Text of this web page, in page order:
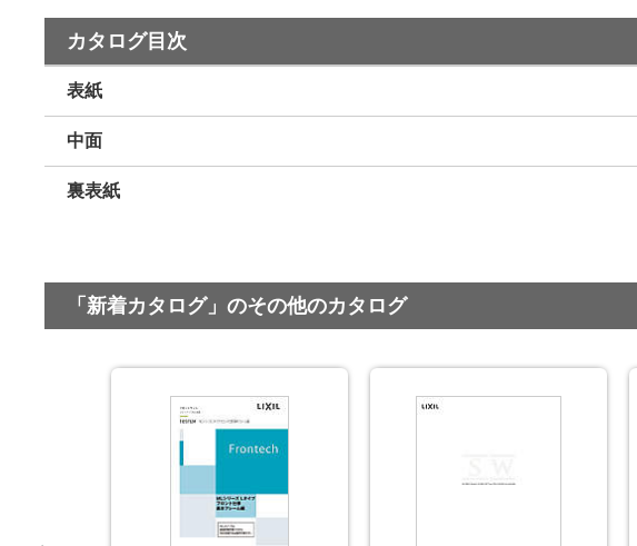
カタログ目次
表紙
中面
裏表紙
「新着カタログ」のその他のカタログ